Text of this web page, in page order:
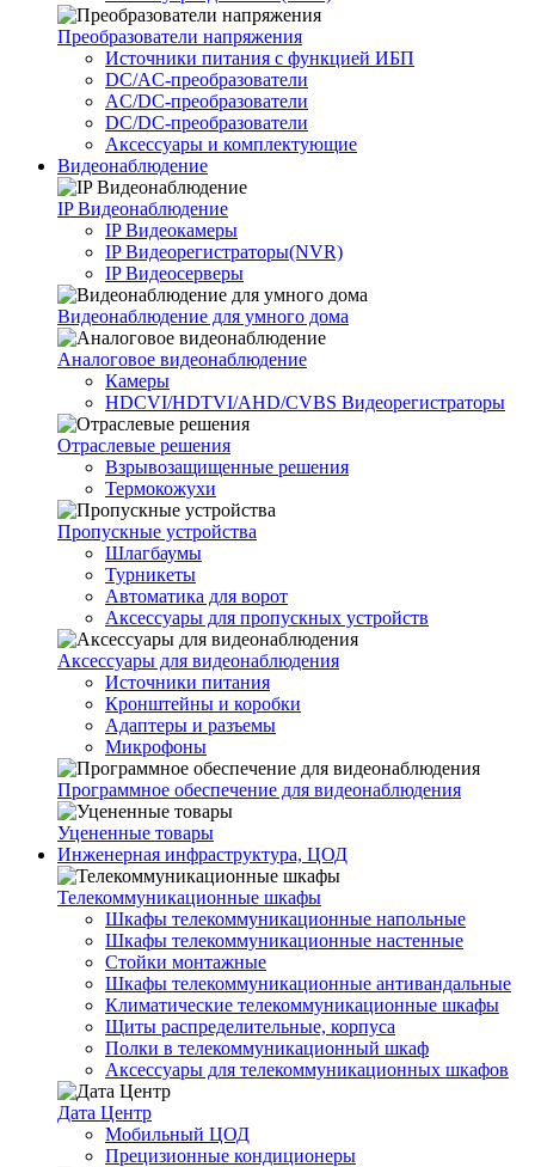
Преобразователи напряжения
Источники питания c функцией ИБП
DC/AC-преобразователи
AC/DC-преобразователи
DC/DC-преобразователи
Аксессуары и комплектующие
Видеонаблюдение
IP Видеонаблюдение
IP Видеокамеры
IP Видеорегистраторы(NVR)
IP Видеосерверы
Видеонаблюдение для умного дома
Аналоговое видеонаблюдение
Камеры
HDCVI/HDTVI/AHD/CVBS Видеорегистраторы
Отраслевые решения
Взрывозащищенные решения
Термокожухи
Пропускные устройства
Шлагбаумы
Турникеты
Автоматика для ворот
Аксессуары для пропускных устройств
Аксессуары для видеонаблюдения
Источники питания
Кронштейны и коробки
Адаптеры и разъемы
Микрофоны
Программное обеспечение для видеонаблюдения
Уцененные товары
Инженерная инфраструктура, ЦОД
Телекоммуникационные шкафы
Шкафы телекоммуникационные напольные
Шкафы телекоммуникационные настенные
Стойки монтажные
Шкафы телекоммуникационные антивандальные
Климатические телекоммуникационные шкафы
Щиты распределительные, корпуса
Полки в телекоммуникационный шкаф
Аксессуары для телекоммуникационных шкафов
Дата Центр
Мобильный ЦОД
Прецизионные кондиционеры